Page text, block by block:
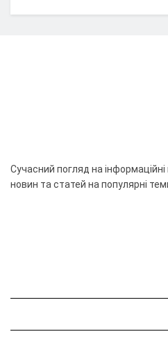
Сучасний погляд на інформаційні
новин та статей на популярні